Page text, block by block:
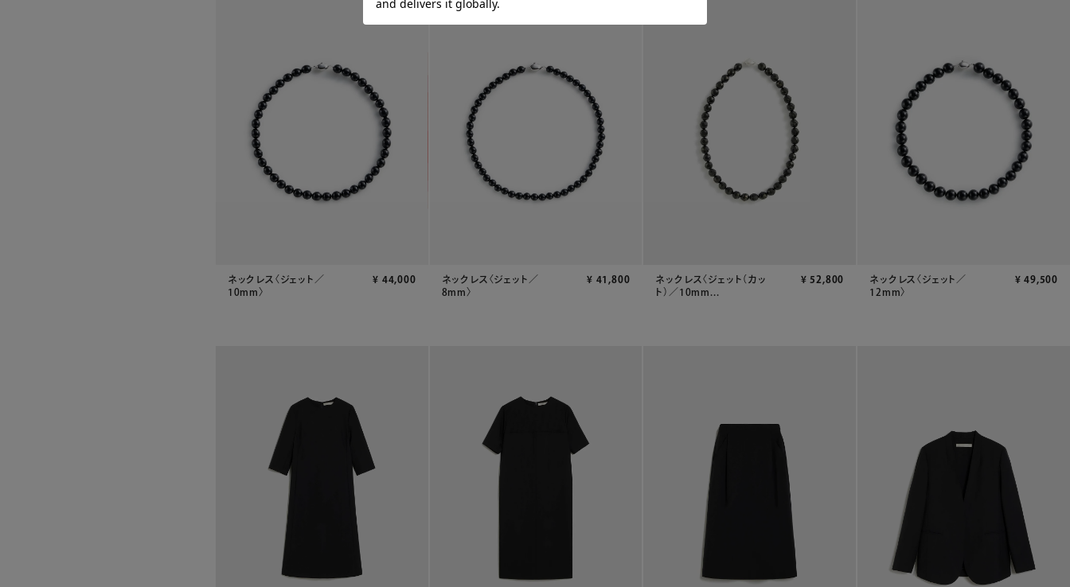
ネックレス〈ジェット／
10mm〉
¥ 44,000
ネックレス〈ジェット／
8mm〉
¥ 41,800
ネックレス〈ジェット（カッ
ト）／10mm...
¥ 52,800
ネックレス〈ジェット／
12mm〉
¥ 49,500